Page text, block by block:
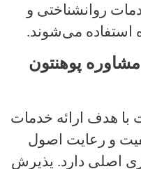
روانشناختی و
استفاده می‌شوند.
پوهنتون
با هدف ارائه خدمات
و رعایت اصول
اصلی دارد. پذیرش